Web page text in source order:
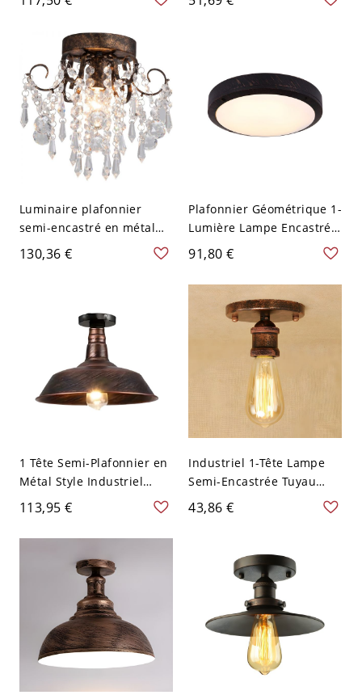
acrylique - 110 V-120 V
30,48 cm Blanc Rouillé
cloche en forme de
Luminaire plafonnier
semi-encastré en métal
angulaire et cristal de
roche transparent,
110V-120V
130,36 €
Plafonnier Géométrique 1-
Lumière Lampe Encastrée
Traditionnelle pour
Balcon - 110 V-120 V
Rouillé Rond
91,80 €
1 Tête Semi-Plafonnier en
Métal Style Industriel
Montage Semi-Encastré
Couvercle-en Forme -
Rouillé 110 V-120 V 25,4
113,95 €
Industriel 1-Tête Lampe
Semi-Encastrée Tuyau
d'Eau Ampoule Nue Semi-
Plafonnier Métallique -
43,86 €